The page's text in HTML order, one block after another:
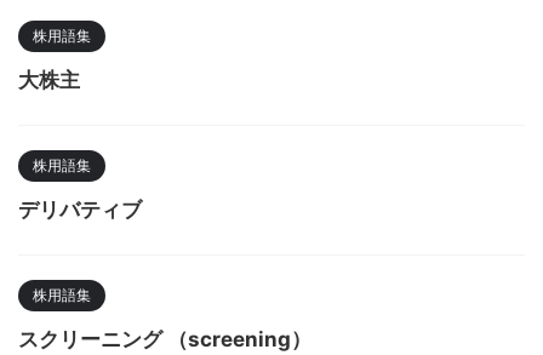
株用語集
大株主
株用語集
デリバティブ
株用語集
スクリーニング （screening）